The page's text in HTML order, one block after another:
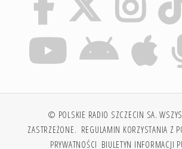
© POLSKIE RADIO SZCZECIN SA.
ZASTRZEŻONE. REGULAMIN KORZYSTANIA Z
PRYWATNOŚCI BIULETYN INFORMACJI